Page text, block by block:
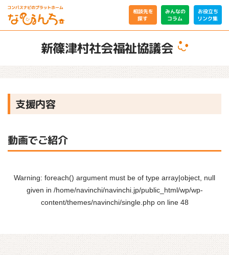
相談先を
探す
みんなの
コラム
お役立ち
リンク集
新篠津村社会福祉協議会
支援内容
動画でご紹介
Warning: foreach() argument must be of type array|object, null
given in /home/navinchi/navinchi.jp/public_html/wp/wp-
content/themes/navinchi/single.phpon line 48